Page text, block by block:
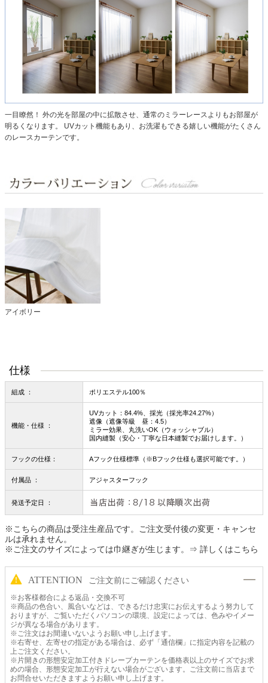
一目瞭然！ 外の光を部屋の中に拡散させ、通常のミラーレースよりもお部屋が
明るくなります。
UVカット機能もあり、お洗濯もできる嬉しい機能がたくさん
のレースカーテンです。
アイボリー
仕様
組成 ： ポリエステル100％
機能・仕様 ：
UVカット：84.4%、採光（採光率24.27%）
遮像（遮像等級 昼：4.5）
ミラー効果、丸洗いOK（ウォッシャブル）
国内縫製（安心・丁寧な日本縫製でお届けします。）
フックの仕様： Aフック仕様標準（※Bフック仕様も選択可能です。）
付属品 ： アジャスターフック
発送予定日 ：
※こちらの商品は受注生産品です。ご注文受付後の変更・キャンセ
ルは承れません。
※ご注文のサイズによっては巾継ぎが生じます。
⇒ 詳しくはこちら
ATTENTION ご注文前にご確認ください
※お客様都合による返品・交換不可
※商品の色合い、風合いなどは、できるだけ忠実にお伝えするよう努力して
おりますが、ご覧いただくパソコンの環境、設定によっては、色みやイメー
ジが異なる場合があります。
※ご注文はお間違いないようお願い申し上げます。
※右寄せ、左寄せの指定がある場合は、必ず「通信欄」に指定内容を記載の
上ご注文ください。
※片開きの形態安定加工付きドレープカーテンを価格表以上のサイズでお求
めの場合、形態安定加工が行えない場合がございます。ご注文前に当店まで
お問合せいただきますようお願い申し上げます。